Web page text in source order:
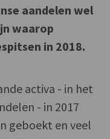
aandelen wel
waarop
in 2018.
activa - in het
- in 2017
geboekt en veel